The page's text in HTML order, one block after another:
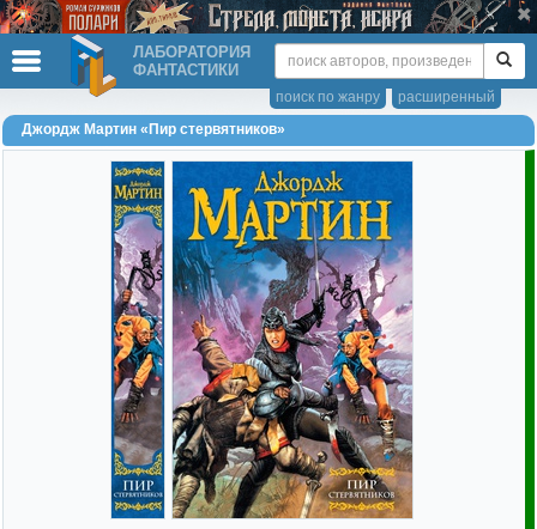
ЛАБОРАТОРИЯ
ФАНТАСТИКИ
расширенный
поиск по жанру
Джордж Мартин «Пир стервятников»